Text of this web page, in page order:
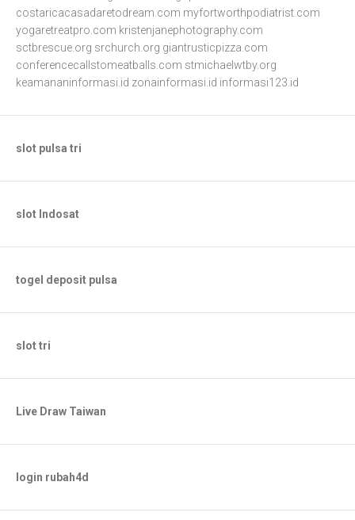
costaricacasadaretodream.com myfortworthpodiatrist.com
yogaretreatpro.com kristenjanephotography.com
sctbrescue.org srchurch.org giantrusticpizza.com
conferencecallstomeatballs.com stmichaelwtby.org
keamananinformasi.id zonainformasi.id informasi123.id
slot pulsa tri
slot Indosat
togel deposit pulsa
slot tri
Live Draw Taiwan
login rubah4d